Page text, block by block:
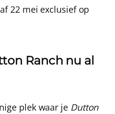
22 mei exclusief op
Ranch nu al
plek waar je Dutton